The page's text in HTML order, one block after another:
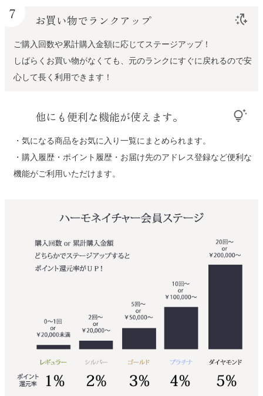
7 お買い物でランクアップ switch_access_shortcut_add
ご購入回数や累計購入金額に応じてステージアップ！
しばらくお買い物がなくても、元のランクにすぐに戻れるので安
心して長く利用できます！
他にも便利な機能が使えます。 tips_and_updates
・気になる商品をお気に入り一覧にまとめられます。
・購入履歴・ポイント履歴・お届け先のアドレス登録など便利な
機能がご利用いただけます。